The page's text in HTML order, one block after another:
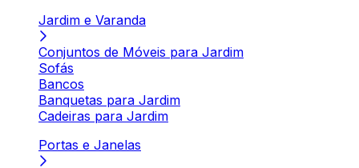
Jardim e Varanda
Conjuntos de Móveis para Jardim
Sofás
Bancos
Banquetas para Jardim
Cadeiras para Jardim
Portas e Janelas